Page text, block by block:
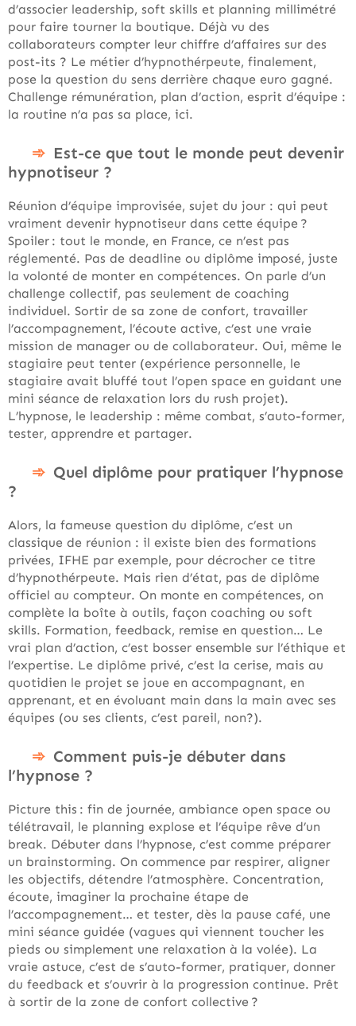
d’associer leadership, soft skills et planning millimétré
pour faire tourner la boutique. Déjà vu des
collaborateurs compter leur chiffre d’affaires sur des
post-its ? Le métier d’hypnothérpeute, finalement,
pose la question du sens derrière chaque euro gagné.
Challenge rémunération, plan d’action, esprit d’équipe :
la routine n’a pas sa place, ici.
Est-ce que tout le monde peut devenir
hypnotiseur ?
Réunion d’équipe improvisée, sujet du jour : qui peut
vraiment devenir hypnotiseur dans cette équipe ?
Spoiler : tout le monde, en France, ce n’est pas
réglementé. Pas de deadline ou diplôme imposé, juste
la volonté de monter en compétences. On parle d’un
challenge collectif, pas seulement de coaching
individuel. Sortir de sa zone de confort, travailler
l’accompagnement, l’écoute active, c’est une vraie
mission de manager ou de collaborateur. Oui, même le
stagiaire peut tenter (expérience personnelle, le
stagiaire avait bluffé tout l’open space en guidant une
mini séance de relaxation lors du rush projet).
L’hypnose, le leadership : même combat, s’auto-former,
tester, apprendre et partager.
Quel diplôme pour pratiquer l’hypnose
?
Alors, la fameuse question du diplôme, c’est un
classique de réunion : il existe bien des formations
privées, IFHE par exemple, pour décrocher ce titre
d’hypnothérpeute. Mais rien d’état, pas de diplôme
officiel au compteur. On monte en compétences, on
complète la boîte à outils, façon coaching ou soft
skills. Formation, feedback, remise en question… Le
vrai plan d’action, c’est bosser ensemble sur l’éthique et
l’expertise. Le diplôme privé, c’est la cerise, mais au
quotidien le projet se joue en accompagnant, en
apprenant, et en évoluant main dans la main avec ses
équipes (ou ses clients, c’est pareil, non?).
Comment puis-je débuter dans
l’hypnose ?
Picture this : fin de journée, ambiance open space ou
télétravail, le planning explose et l’équipe rêve d’un
break. Débuter dans l’hypnose, c’est comme préparer
un brainstorming. On commence par respirer, aligner
les objectifs, détendre l’atmosphère. Concentration,
écoute, imaginer la prochaine étape de
l’accompagnement… et tester, dès la pause café, une
mini séance guidée (vagues qui viennent toucher les
pieds ou simplement une relaxation à la volée). La
vraie astuce, c’est de s’auto-former, pratiquer, donner
du feedback et s’ouvrir à la progression continue. Prêt
à sortir de la zone de confort collective ?